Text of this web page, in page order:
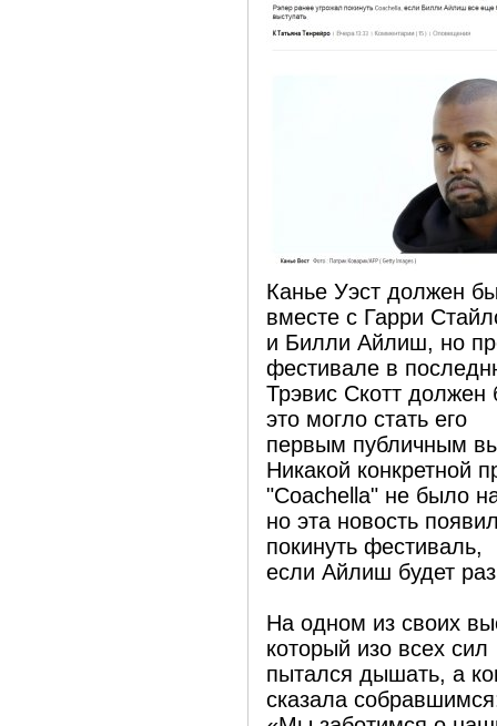
Канье Уэст должен
вместе с Гарри
и Билли Айлиш, но
фестивале в
Трэвис Скотт должен
это могло стать его
первым публичным
Никакой конкретной
"Coachella" не было
но эта новость
покинуть фестиваль,
если Айлиш будет
На одном из своих
который изо всех сил
пытался дышать, а
сказала